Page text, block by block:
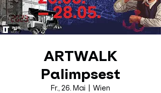
ARTWALK
Palimpsest
Fr., 26. Mai
Wien